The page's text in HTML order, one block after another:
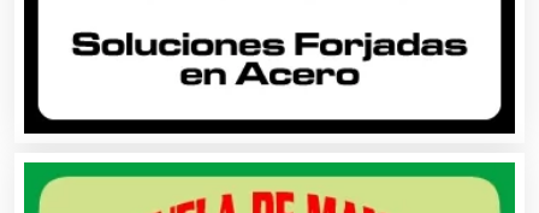
Autopartes Eléctricas
Avaluos